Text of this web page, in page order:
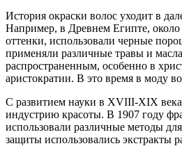
История окраски волос уходит в
Например, в Древнем Египте,
оттенки, использовали черные
применяли различные травы и
распространенным, особенно в
аристократии. В это время в моду
С развитием науки в XVIII-XIX
индустрию красоты. В 1907 году
использовали различные методы
защиты использовались экстракты